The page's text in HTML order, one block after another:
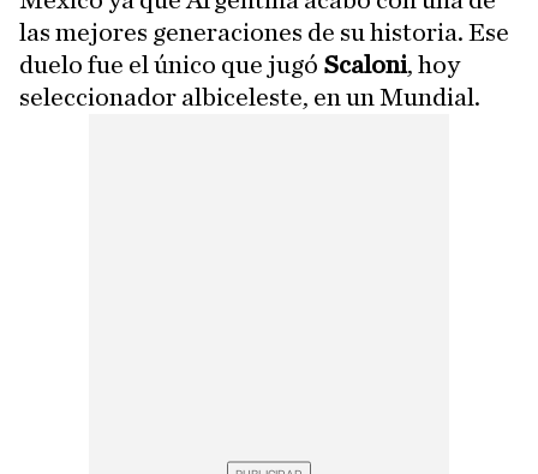
las mejores generaciones de su historia. Ese
duelo fue el único que jugó Scaloni, hoy
seleccionador albiceleste, en un Mundial.